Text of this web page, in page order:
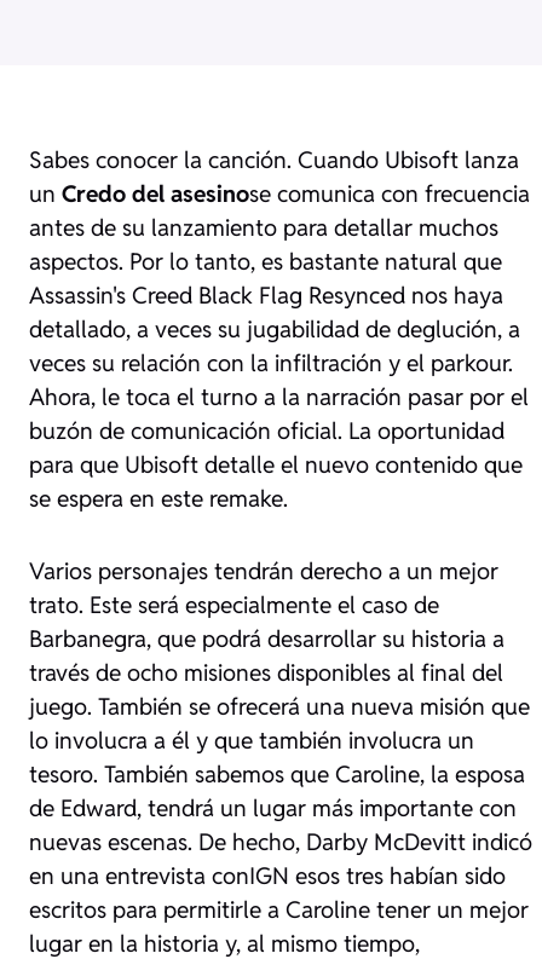
Sabes conocer la canción. Cuando Ubisoft lanza
un Credo del asesinose comunica con frecuencia
antes de su lanzamiento para detallar muchos
aspectos. Por lo tanto, es bastante natural que
Assassin's Creed Black Flag Resynced nos haya
detallado, a veces su jugabilidad de deglución, a
veces su relación con la infiltración y el parkour.
Ahora, le toca el turno a la narración pasar por el
buzón de comunicación oficial. La oportunidad
para que Ubisoft detalle el nuevo contenido que
se espera en este remake.
Varios personajes tendrán derecho a un mejor
trato. Este será especialmente el caso de
Barbanegra, que podrá desarrollar su historia a
través de ocho misiones disponibles al final del
juego. También se ofrecerá una nueva misión que
lo involucra a él y que también involucra un
tesoro. También sabemos que Caroline, la esposa
de Edward, tendrá un lugar más importante con
nuevas escenas. De hecho, Darby McDevitt indicó
en una entrevista conIGN esos tres habían sido
escritos para permitirle a Caroline tener un mejor
lugar en la historia y, al mismo tiempo,